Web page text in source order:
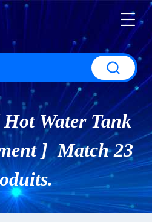
Water Tank
] Match 23